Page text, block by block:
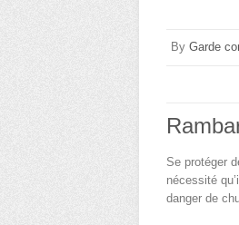
By Garde
Se protéger
nécessité
danger de